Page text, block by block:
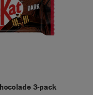
3-pack